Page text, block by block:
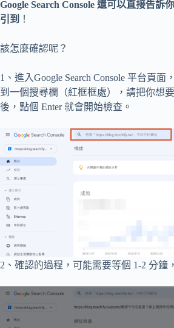
Google Search Console 還可以直接告訴
引到
！
該怎麼確認呢？
1、進入Google Search Console 平台頁
到一個搜尋欄（紅框框處），請把你想
後，點個 Enter 就會開始檢查。
2、確認的過程，可能需要等個 1-2 分鐘